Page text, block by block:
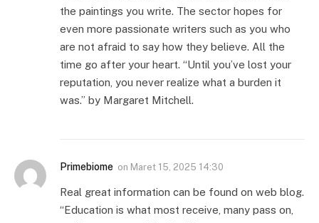
the paintings you write. The sector hopes for
even more passionate writers such as you who
are not afraid to say how they believe. All the
time go after your heart. “Until you’ve lost your
reputation, you never realize what a burden it
was.” by Margaret Mitchell.
Primebiome on Maret 15, 2025 14:30
Real great information can be found on web blog.
“Education is what most receive, many pass on,